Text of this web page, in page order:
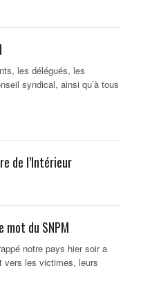
les délégués, les
syndical, ainsi qu’à tous
de l’Intérieur
mot du SNPM
notre pays hier soir a
vers les victimes, leurs